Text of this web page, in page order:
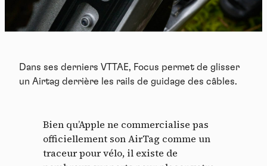
Dans ses derniers VTTAE, Focus permet de glisser
un Airtag derrière les rails de guidage des câbles.
Bien qu’Apple ne commercialise pas
officiellement son AirTag comme un
traceur pour vélo, il existe de